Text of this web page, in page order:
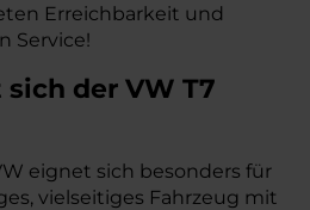
Erreichbarkeit und
Service!
der VW T7
eignet sich besonders für
vielseitiges Fahrzeug mit